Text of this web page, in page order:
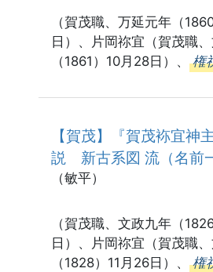
（賀茂職、万延元年（
日）、片岡祢宜（賀茂職
（1861）10月28日）、 権
【賀茂】『賀茂袮宜神
説 新古系図 流（名前
（敏平）
（賀茂職、文政九年（
日）、片岡祢宜（賀茂職
（1828）11月26日）、 権